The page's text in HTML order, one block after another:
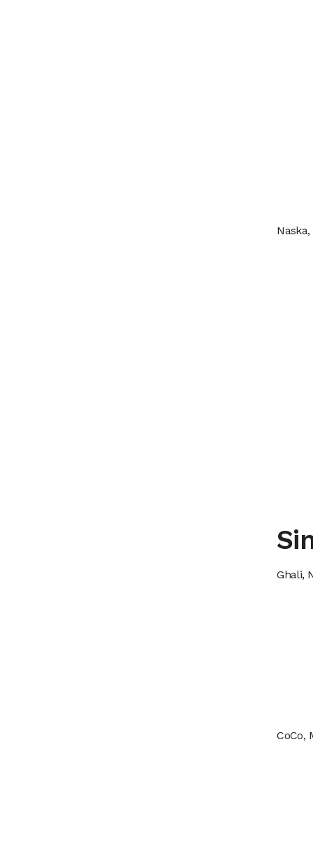
Ghali,
CoCo,